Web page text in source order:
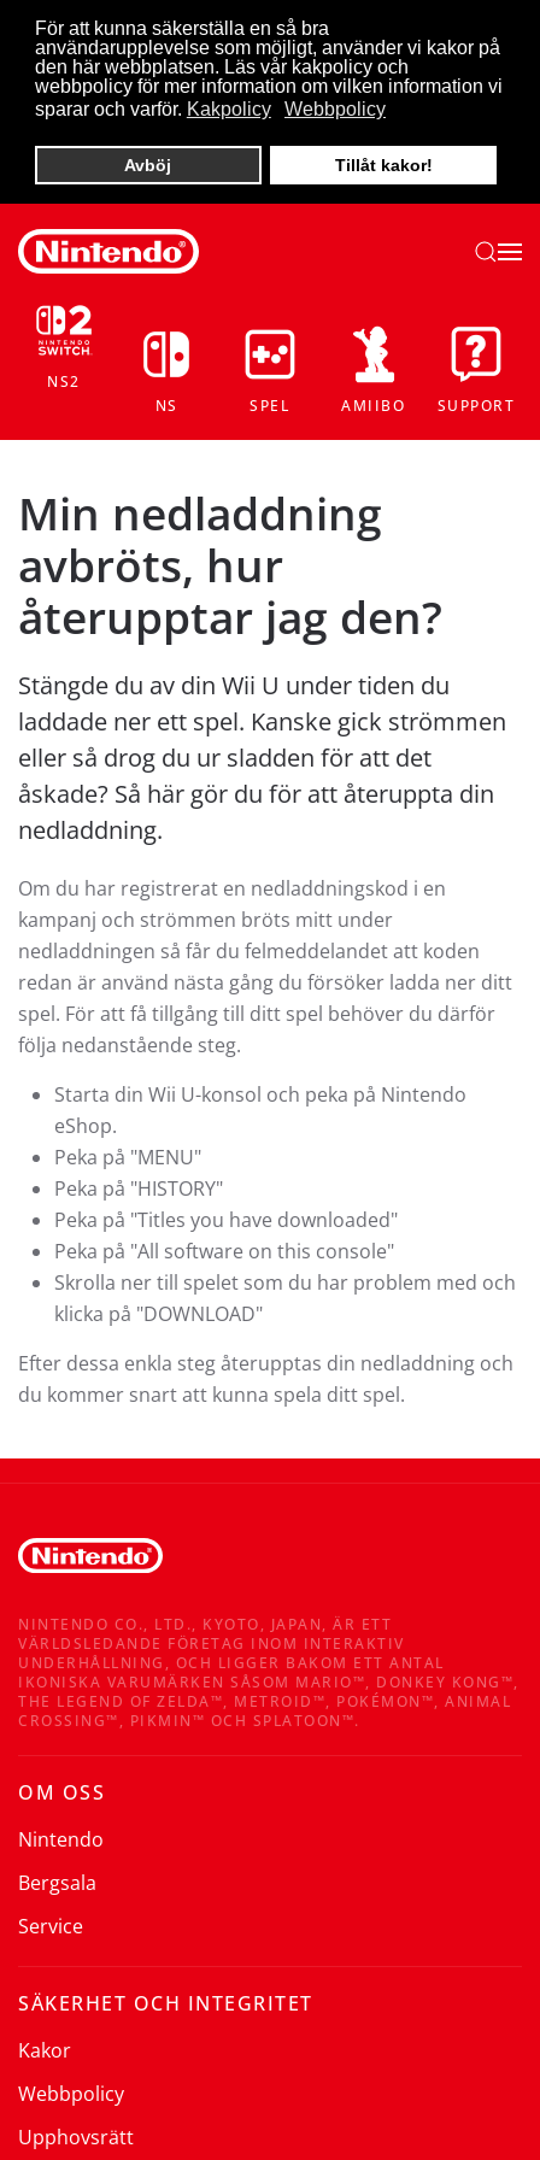
För att kunna säkerställa en så bra
användarupplevelse som möjligt, använder vi kakor på
den här webbplatsen. Läs vår kakpolicy och
webbpolicy för mer information om vilken information vi
sparar och varför. Kakpolicy Webbpolicy
Avböj Tillåt kakor!
Skip to main content
NS2
NS
SPEL AMIIBO SUPPORT
Min nedladdning
avbröts, hur
återupptar jag den?
Stängde du av din Wii U under tiden du
laddade ner ett spel. Kanske gick strömmen
eller så drog du ur sladden för att det
åskade? Så här gör du för att återuppta din
nedladdning.
Om du har registrerat en nedladdningskod i en
kampanj och strömmen bröts mitt under
nedladdningen så får du felmeddelandet att koden
redan är använd nästa gång du försöker ladda ner ditt
spel. För att få tillgång till ditt spel behöver du därför
följa nedanstående steg.
Starta din Wii U-konsol och peka på Nintendo
eShop.
Peka på "MENU"
Peka på "HISTORY"
Peka på "Titles you have downloaded"
Peka på "All software on this console"
Skrolla ner till spelet som du har problem med och
klicka på "DOWNLOAD"
Efter dessa enkla steg återupptas din nedladdning och
du kommer snart att kunna spela ditt spel.
NINTENDO CO., LTD., KYOTO, JAPAN, ÄR ETT
VÄRLDSLEDANDE FÖRETAG INOM INTERAKTIV
UNDERHÅLLNING, OCH LIGGER BAKOM ETT ANTAL
IKONISKA VARUMÄRKEN SÅSOM MARIO™, DONKEY KONG™,
THE LEGEND OF ZELDA™, METROID™, POKÉMON™, ANIMAL
CROSSING™, PIKMIN™ OCH SPLATOON™.
OM OSS
Nintendo
Bergsala
Service
SÄKERHET OCH INTEGRITET
Kakor
Webbpolicy
Upphovsrätt